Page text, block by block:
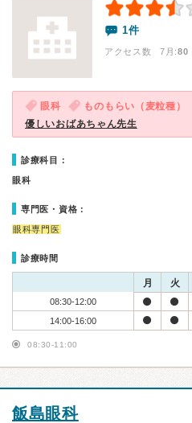
1件
アクセス数 7月:80
眼科 ものもらい（麦粒種）
優しいおばあちゃん先生
診療科目：
眼科
専門医・資格：
眼科専門医
診療時間
月 火
08:30-12:00
14:00-16:00
08:30-11:00
飯島眼科